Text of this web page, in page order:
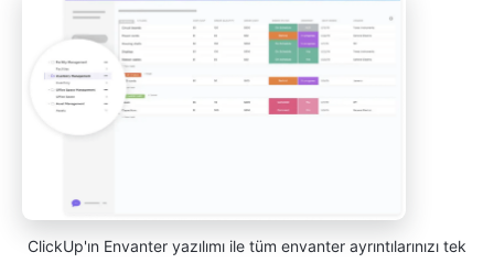
ClickUp'ın Envanter yazılımı ile tüm envanter ayrıntılarınızı tek